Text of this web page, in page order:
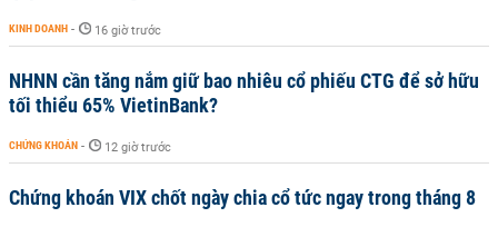
KINH DOANH - 16 giờ trước
NHNN cần tăng nắm giữ bao nhiêu cổ phiếu CTG để sở hữu
tối thiểu 65% VietinBank?
CHỨNG KHOÁN - 12 giờ trước
Chứng khoán VIX chốt ngày chia cổ tức ngay trong tháng 8